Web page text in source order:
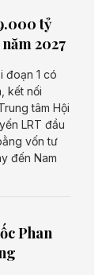
tỷ
2027
đoạn 1 có
kết nối
tâm Hội
LRT đầu
vốn tư
đến Nam
Phan